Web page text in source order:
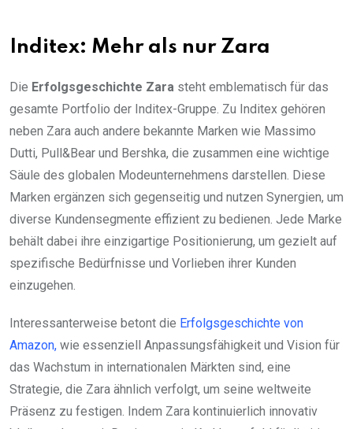
Inditex: Mehr als nur Zara
Die Erfolgsgeschichte Zara steht emblematisch für das
gesamte Portfolio der Inditex-Gruppe. Zu Inditex gehören
neben Zara auch andere bekannte Marken wie Massimo
Dutti, Pull&Bear und Bershka, die zusammen eine wichtige
Säule des globalen Modeunternehmens darstellen. Diese
Marken ergänzen sich gegenseitig und nutzen Synergien, um
diverse Kundensegmente effizient zu bedienen. Jede Marke
behält dabei ihre einzigartige Positionierung, um gezielt auf
spezifische Bedürfnisse und Vorlieben ihrer Kunden
einzugehen.
Interessanterweise betont die Erfolgsgeschichte von
Amazon, wie essenziell Anpassungsfähigkeit und Vision für
das Wachstum in internationalen Märkten sind, eine
Strategie, die Zara ähnlich verfolgt, um seine weltweite
Präsenz zu festigen. Indem Zara kontinuierlich innovativ